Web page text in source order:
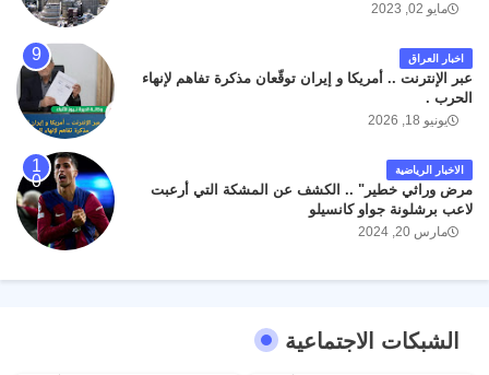
مايو 02, 2023
اخبار العراق
عبر الإنترنت .. أمريكا و إيران توقّعان مذكرة تفاهم لإنهاء
الحرب .
يونيو 18, 2026
الاخبار الرياضية
مرض وراثي خطير" .. الكشف عن المشكة التي أرعبت
لاعب برشلونة جواو كانسيلو
مارس 20, 2024
الشبكات الاجتماعية